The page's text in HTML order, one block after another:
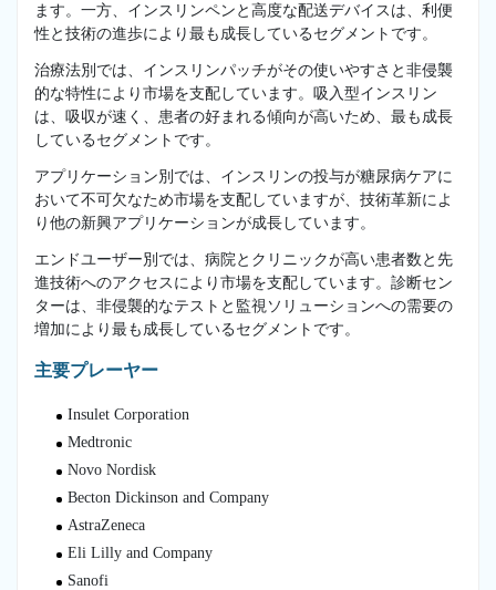
ます。一方、インスリンペンと高度な配送デバイスは、利便
性と技術の進歩により最も成長しているセグメントです。
治療法別では、インスリンパッチがその使いやすさと非侵襲
的な特性により市場を支配しています。吸入型インスリン
は、吸収が速く、患者の好まれる傾向が高いため、最も成長
しているセグメントです。
アプリケーション別では、インスリンの投与が糖尿病ケアに
おいて不可欠なため市場を支配していますが、技術革新によ
り他の新興アプリケーションが成長しています。
エンドユーザー別では、病院とクリニックが高い患者数と先
進技術へのアクセスにより市場を支配しています。診断セン
ターは、非侵襲的なテストと監視ソリューションへの需要の
増加により最も成長しているセグメントです。
主要プレーヤー
Insulet Corporation
Medtronic
Novo Nordisk
Becton Dickinson and Company
AstraZeneca
Eli Lilly and Company
Sanofi